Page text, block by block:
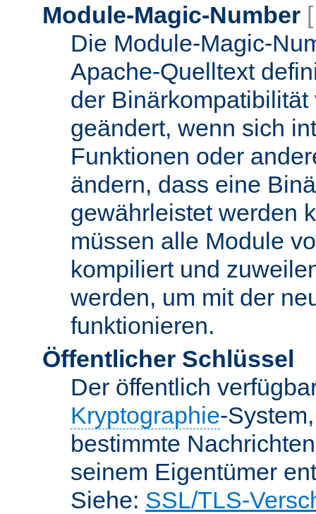
Module-Magic-Number
Die Module-Magic-
Apache-Quelltext
der
geändert, wenn sich
Funktionen oder
ändern, dass eine
gewährleistet werden
müssen alle Module
kompiliert und
werden, um mit der
funktionieren.
Öffentlicher Schlüssel
Der öffentlich
Kryptographie-
bestimmte
seinem Eigentümer
Siehe: SSL/TLS-